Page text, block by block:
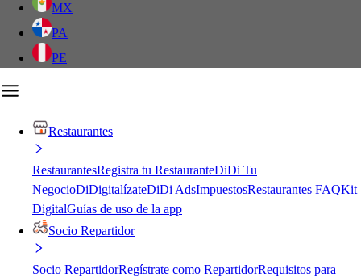
MX
PA
PE
Restaurantes
RestaurantesRegistra tu RestauranteDiDi Tu
NegocioDiDigitalízateDiDi AdsImpuestosRestaurantes FAQKit
DigitalGuías de uso de la app
Socio Repartidor
Socio RepartidorRegístrate como RepartidorRequisitos para